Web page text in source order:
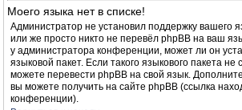
Моего языка нет в списке!
Администратор не установил поддержку вашего
или же просто никто не перевёл phpBB на ваш
у администратора конференции, может ли он
языковой пакет. Если такого языкового пакета не
можете перевести phpBB на свой язык.
вы можете получить на сайте phpBB (ссылка
конференции).